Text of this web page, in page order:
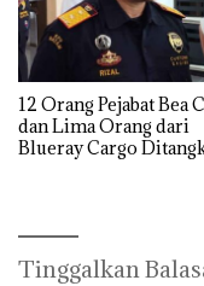
12 Orang Pejabat Bea
dan Lima Orang dari
Blueray Cargo
Tinggalkan